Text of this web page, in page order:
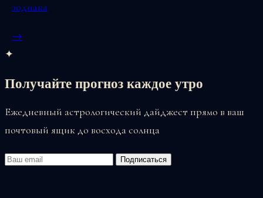
зодиака
→
✦
Получайте прогноз каждое утро
Ежедневный астрологический дайджест прямо в ваш
почтовый ящик до восхода солнца
Email Подписаться